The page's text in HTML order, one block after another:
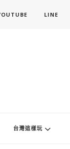
LINE
台灣這樣玩